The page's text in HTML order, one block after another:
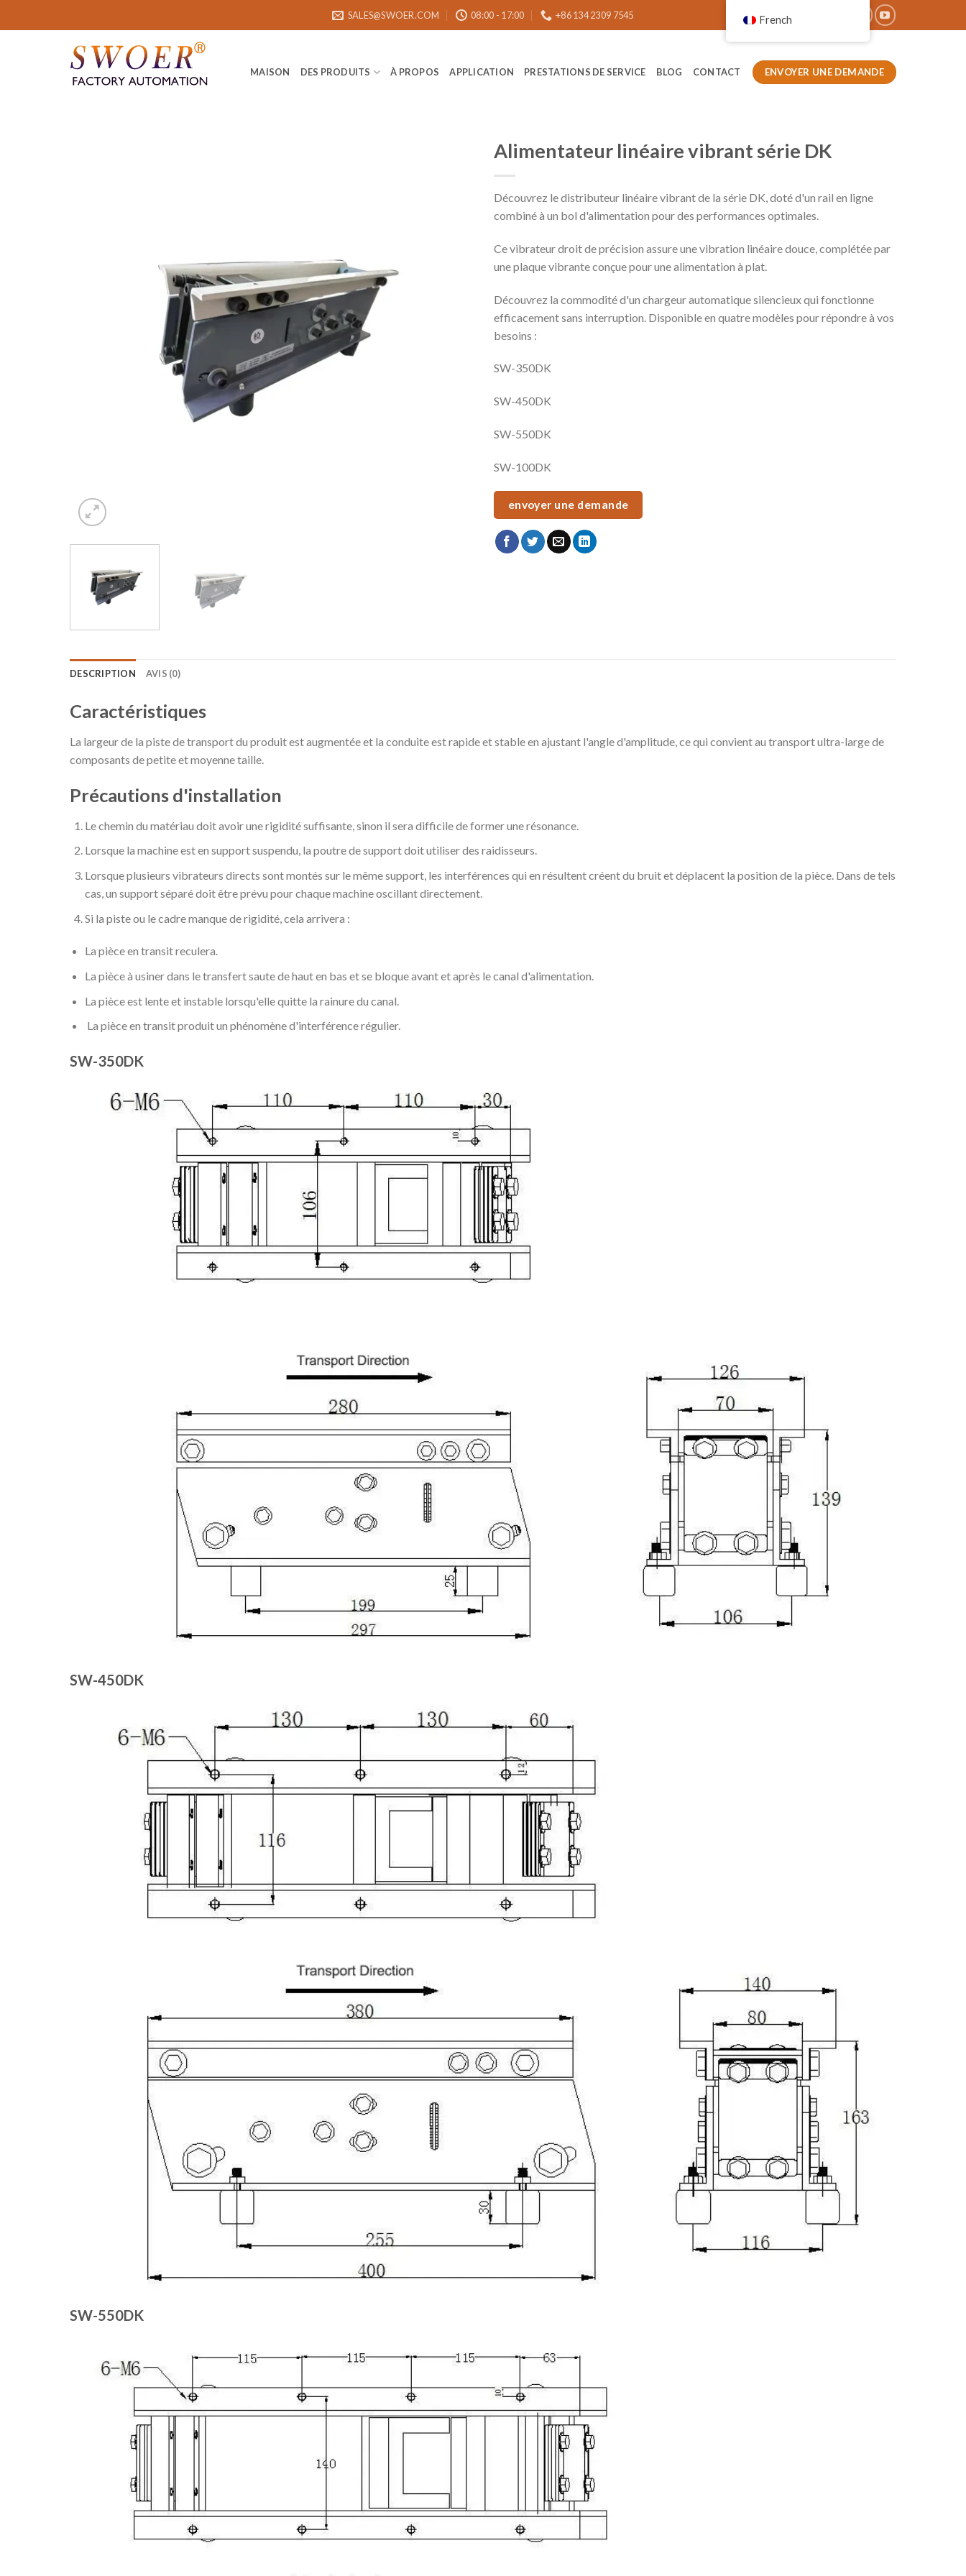
SALES@SWOER.COM 08:00 - 17:00 +86 134 2309 7545
MAISON DES PRODUITS À PROPOS APPLICATION PRESTATIONS DE SERVICE BLOG CONTACT ENVOYER UNE DEMANDE
Alimentateur linéaire vibrant série DK
Découvrez le distributeur linéaire vibrant de la série DK, doté d'un rail en ligne
combiné à un bol d'alimentation pour des performances optimales.
Ce vibrateur droit de précision assure une vibration linéaire douce, complétée par
une plaque vibrante conçue pour une alimentation à plat.
Découvrez la commodité d'un chargeur automatique silencieux qui fonctionne
efficacement sans interruption. Disponible en quatre modèles pour répondre à vos
besoins :
SW-350DK
SW-450DK
SW-550DK
SW-100DK
envoyer une demande
DESCRIPTION AVIS (0)
Caractéristiques
La largeur de la piste de transport du produit est augmentée et la conduite est rapide et stable en ajustant l'angle d'amplitude, ce qui convient au transport ultra-large de
composants de petite et moyenne taille.
Précautions d'installation
Le chemin du matériau doit avoir une rigidité suffisante, sinon il sera difficile de former une résonance.
Lorsque la machine est en support suspendu, la poutre de support doit utiliser des raidisseurs.
Lorsque plusieurs vibrateurs directs sont montés sur le même support, les interférences qui en résultent créent du bruit et déplacent la position de la pièce. Dans de tels
cas, un support séparé doit être prévu pour chaque machine oscillant directement.
Si la piste ou le cadre manque de rigidité, cela arrivera :
La pièce en transit reculera.
La pièce à usiner dans le transfert saute de haut en bas et se bloque avant et après le canal d'alimentation.
La pièce est lente et instable lorsqu'elle quitte la rainure du canal.
La pièce en transit produit un phénomène d'interférence régulier.
SW-350DK
SW-450DK
SW-550DK
French